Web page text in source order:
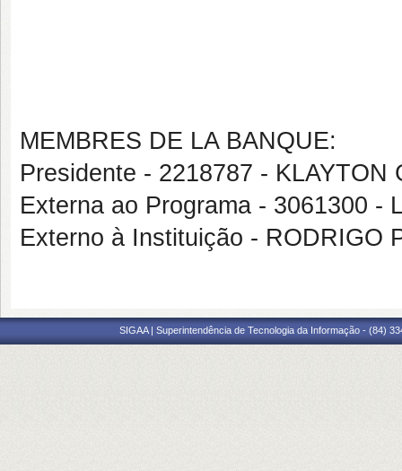
MEMBRES DE LA BANQUE:
Presidente - 2218787 - KLAYTON
Externa ao Programa - 3061300 -
Externo à Instituição - RODRIGO
SIGAA | Superintendência de Tecnologia da Informação - (84)